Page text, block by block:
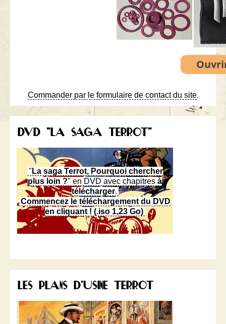
Commander par le formulaire de contact du site.
DVD "LA SAGA TERROT"
" La saga Terrot, Pourquoi chercher
plus loin ?" en DVD avec chapitres à
télécharger.
Commencez le téléchargement du DVD
en cliquant ! (.iso 1,23 Go)
LES PLANS D'USINE TERROT